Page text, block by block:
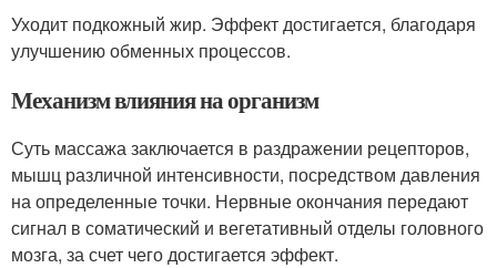
Уходит подкожный жир. Эффект достигается, благодаря
улучшению обменных процессов.
Механизм влияния на организм
Суть массажа заключается в раздражении рецепторов,
мышц различной интенсивности, посредством давления
на определенные точки. Нервные окончания передают
сигнал в соматический и вегетативный отделы головного
мозга, за счет чего достигается эффект.